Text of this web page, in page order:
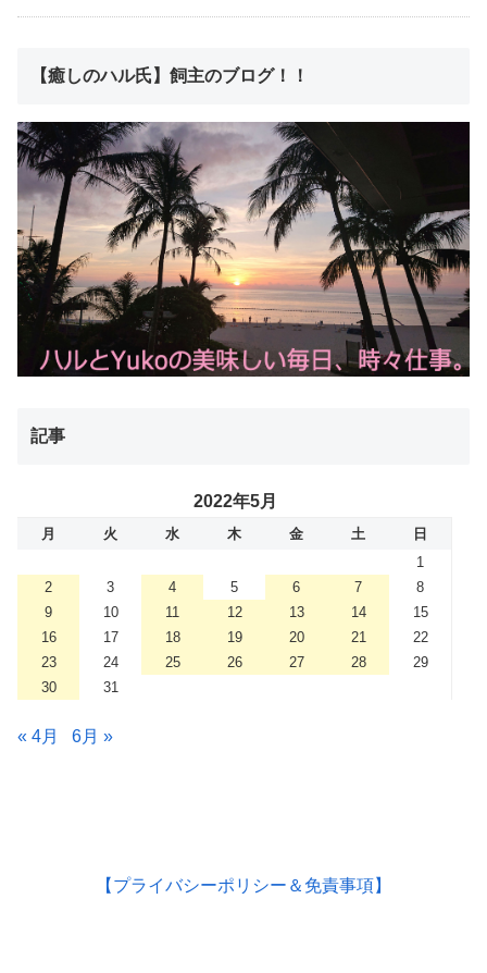
【癒しのハル氏】飼主のブログ！！
記事
2022年5月
月 火 水 木 金 土
日
1
2
3 4 5 6 7
8
9
10 11 12 13 14
15
16
17 18 19 20 21
22
23
24 25 26 27 28
29
30
31
« 4月 6月 »
【プライバシーポリシー＆免責事項】